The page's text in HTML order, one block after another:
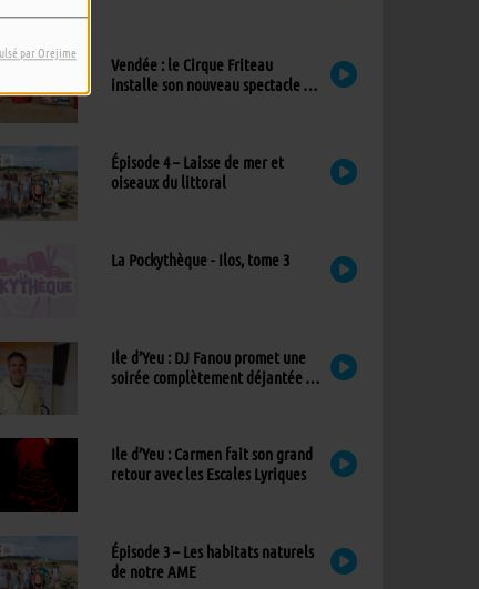
par Orejime
Vendée : le Cirque Friteau
installe son nouveau spectacle à
Épisode 4 – Laisse de mer et
oiseaux du littoral
La Pockythèque - Ilos, tome 3
Ile d’Yeu : DJ Fanou promet une
soirée complètement déjantée à
Ile d’Yeu : Carmen fait son grand
retour avec les Escales Lyriques
Épisode 3 – Les habitats naturels
de notre AME